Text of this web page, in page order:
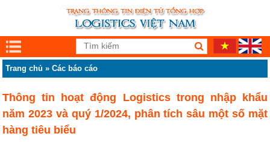
Trang chủ »Các báo cáo
Thông tin hoạt động Logistics trong nhập khẩu
năm 2023 và quý 1/2024, phân tích sâu một số mặt
hàng tiêu biểu